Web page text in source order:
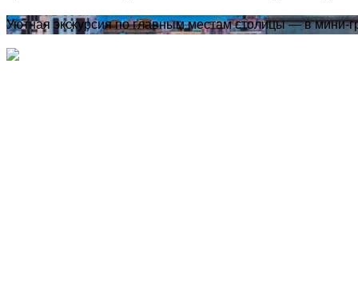
Уютная экскурсия по главным местам столицы — в мини-